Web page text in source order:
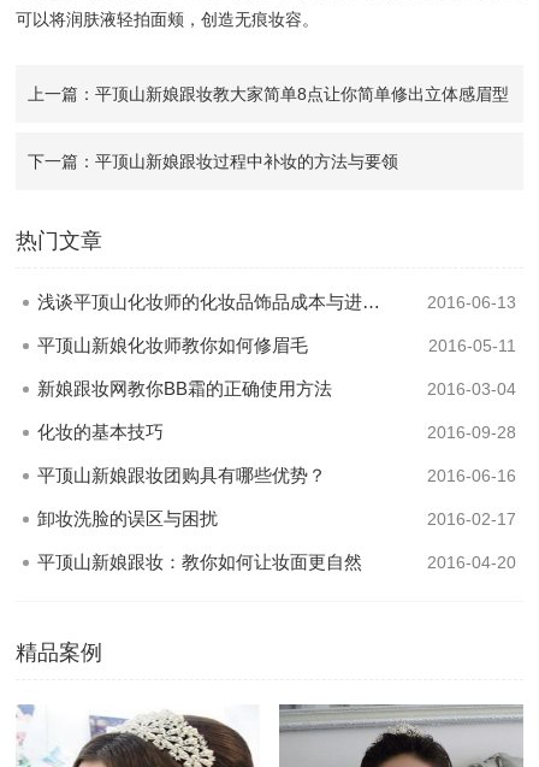
可以将润肤液轻拍面颊，创造无痕妆容。
上一篇：平顶山新娘跟妆教大家简单8点让你简单修出立体感眉型
下一篇：平顶山新娘跟妆过程中补妆的方法与要领
热门文章
浅谈平顶山化妆师的化妆品饰品成本与进修成本 2016-06-13
平顶山新娘化妆师教你如何修眉毛 2016-05-11
新娘跟妆网教你BB霜的正确使用方法 2016-03-04
化妆的基本技巧 2016-09-28
平顶山新娘跟妆团购具有哪些优势？ 2016-06-16
卸妆洗脸的误区与困扰 2016-02-17
平顶山新娘跟妆：教你如何让妆面更自然 2016-04-20
精品案例